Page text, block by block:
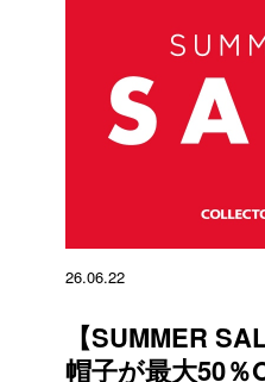
26.06.22
【SUMMER
帽子が最大50％